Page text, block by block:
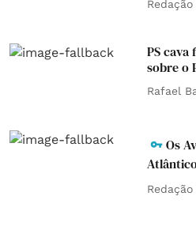
Redação
PS cava
sobre o
Rafael
Os
Redação